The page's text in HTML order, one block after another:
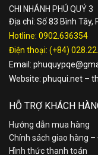
CHI NHÁNH PHÚ QUÝ 3
Địa chỉ: Số 83 Bình Tây,
Hotline: 0902.636354
Điện thoại: (+84)
Email:
Website: phuqui.net –
HỖ TRỢ KHÁCH
Hướng dẫn mua hàng
Chính sách giao hàng –
Hình thức thanh toán